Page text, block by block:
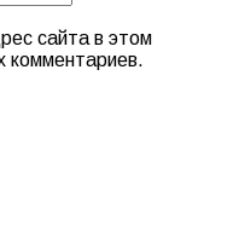
сайта в этом
комментариев.